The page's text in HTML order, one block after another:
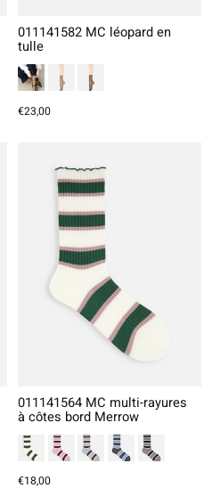
011141582 MC léopard en
tulle
€23,00
011141564 MC multi-rayures
à côtes bord Merrow
€18,00